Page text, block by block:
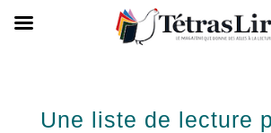
Une liste de lecture